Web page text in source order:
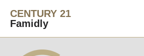
CENTURY 21
Famidly